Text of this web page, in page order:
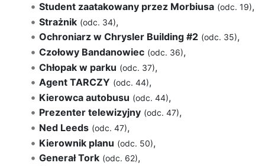
Student zaatakowany przez Morbiusa (odc. 19),
Strażnik (odc. 34),
Ochroniarz w Chrysler Building #2 (odc. 35),
Czołowy Bandanowiec (odc. 36),
Chłopak w parku (odc. 37),
Agent TARCZY (odc. 44),
Kierowca autobusu (odc. 44),
Prezenter telewizyjny (odc. 47),
Ned Leeds (odc. 47),
Kierownik planu (odc. 50),
Generał Tork (odc. 62),